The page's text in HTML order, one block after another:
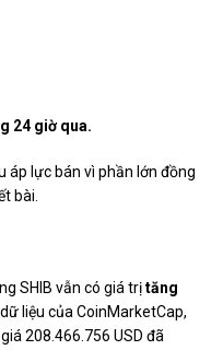
24 giờ qua.
áp lực bán vì phần lớn đồng
bài.
SHIB vẫn có giá trịtăng
liệu của CoinMarketCap,
208.466.756 USD đã